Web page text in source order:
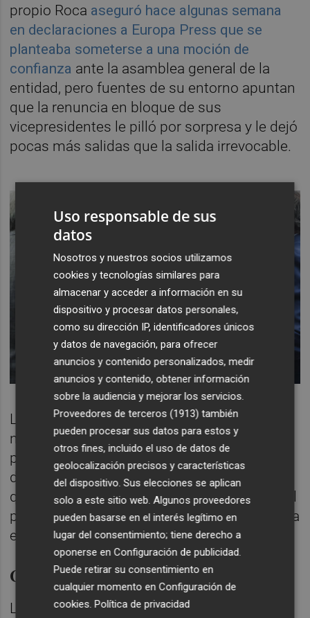
propio Roca aseguró hace algunas semana
en declaraciones a Europa Press que se
planteaba someterse a una moción de
confianza ante la asamblea general de la
entidad, pero fuentes de su entorno apuntan
que la renuncia en bloque de sus
vicepresidentes le pilló por sorpresa y le dejó
pocas más salidas que la salida irrevocable.
Los estatutos de la organización no prevén
nada al respecto. Lo más parecido a un
protocolo para estas situaciones está
descrito en el artículo 26, en el que se refleja
que las vacantes en el plazo del mandato del
presidente "serán cubiertas por elección para
el tiempo restante". Sin más.
Cierval se queda sin interlocutor
La dimisión de Roca y sus tres
Uso responsable de sus
datos
Nosotros y nuestros socios utilizamos
cookies y tecnologías similares para
almacenar y acceder a información en su
dispositivo y procesar datos personales,
como su dirección IP, identificadores únicos
y datos de navegación, para ofrecer
anuncios y contenido personalizados, medir
anuncios y contenido, obtener información
sobre la audiencia y mejorar los servicios.
Proveedores de terceros (1913) también
pueden procesar sus datos para estos y
otros fines, incluido el uso de datos de
geolocalización precisos y características
del dispositivo. Sus elecciones se aplican
solo a este sitio web. Algunos proveedores
pueden basarse en el interés legítimo en
lugar del consentimiento; tiene derecho a
oponerse enConfiguración de publicidad.
Puede retirar su consentimiento en
cualquier momento enConfiguración de
cookies.Política de privacidad